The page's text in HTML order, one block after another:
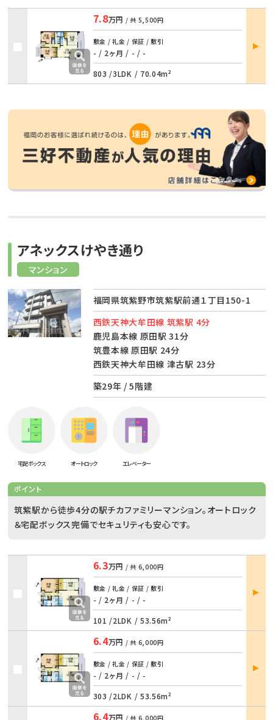
7.8万円 / 共 5,500円
敷金 / 礼金 / 保証 / 敷引
- / 2ヶ月 / - / -
803 /3LDK / 70.04m²
部屋
詳細
マンション
アネックスけやき通り
福岡県筑紫野市筑紫駅前通１丁目150-1
西鉄天神大牟田線 筑紫駅 4分
鹿児島本線 原田駅 31分
筑豊本線 原田駅 24分
西鉄天神大牟田線 津古駅 23分
築29年 / 5階建
宅配ボックス オートロック エレベーター
ポイント
筑紫駅から徒歩4分の駅チカファミリーマンション。オートロック
＆宅配ボックス完備でセキュリティも安心です。
6.3万円 / 共 6,000円
敷金 / 礼金 / 保証 / 敷引
- / 2ヶ月 / - / -
101 /2LDK / 53.56m²
部屋
詳細
6.4万円 / 共 6,000円
敷金 / 礼金 / 保証 / 敷引
- / 2ヶ月 / - / -
303 /2LDK / 53.56m²
部屋
詳細
6.4万円 / 共 6,000円